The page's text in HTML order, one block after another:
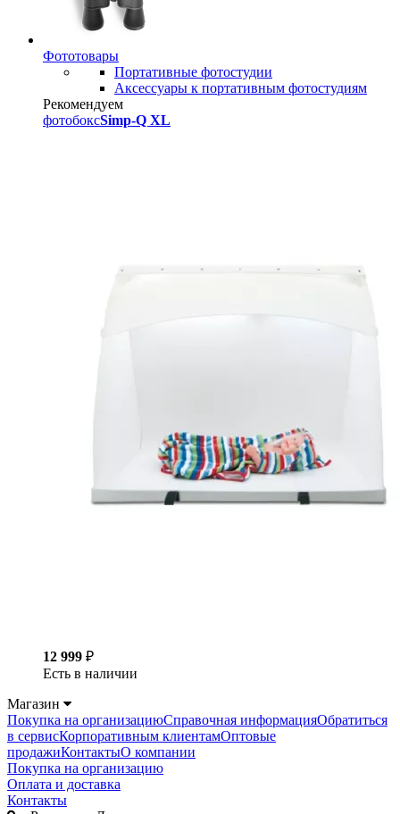
Фототовары
Портативные фотостудии
Аксессуары к портативным фотостудиям
Рекомендуем
фотобоксSimp-Q XL
12 999 ₽
Есть в наличии
Магазин
Покупка на организациюСправочная информацияОбратиться
в сервисКорпоративным клиентамОптовые
продажиКонтактыО компании
Покупка на организацию
Оплата и доставка
Контакты